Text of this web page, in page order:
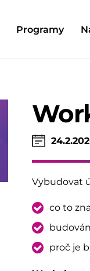
Programy
Vybudovat
co to
proč je